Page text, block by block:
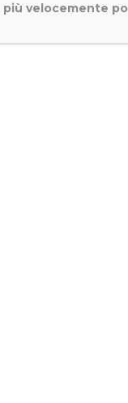
velocemente